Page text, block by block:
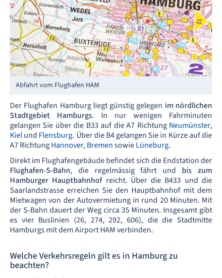
Abfahrt vom Flughafen HAM
Der Flughafen Hamburg liegt günstig gelegen im nördlichen
Stadtgebiet Hamburgs. In nur wenigen Fahrminuten
gelangen Sie über die B33 auf die A7 Richtung Neumünster,
Kielund Flensburg. Über die B4 gelangen Sie in Kürze auf die
A7 RichtungHannover,BremensowieLüneburg.
Direkt im Flughafengebäude befindet sich die Endstation der
Flughafen-S-Bahn, die regelmässig fährt und bis zum
Hamburger Hauptbahnhof reicht. Über die B433 und die
Saarlandstrasse erreichen Sie den Hauptbahnhof mit dem
Mietwagen von der Autovermietung in rund 20 Minuten. Mit
der S-Bahn dauert der Weg circa 35 Minuten. Insgesamt gibt
es vier Buslinien (26, 274, 292, 606), die die Stadtmitte
Hamburgs mit dem Airport HAM verbinden.
Welche Verkehrsregeln gilt es in Hamburg zu
beachten?